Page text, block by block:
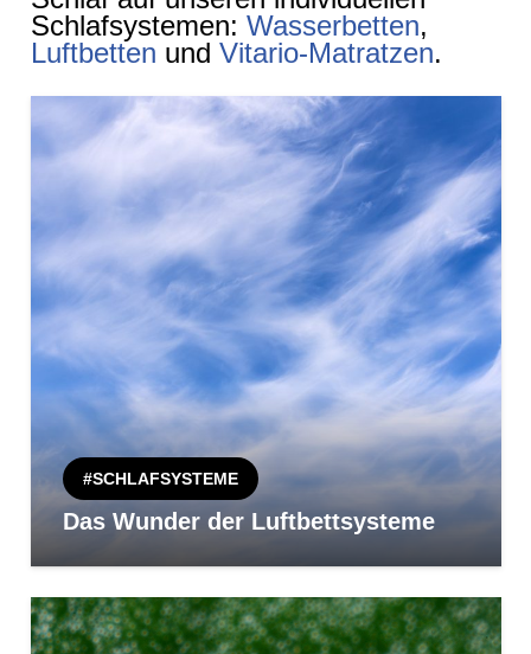
Schlafsystemen: Wasserbetten,
Luftbetten und Vitario-Matratzen.
#SCHLAFSYSTEME
Das Wunder der Luftbettsysteme